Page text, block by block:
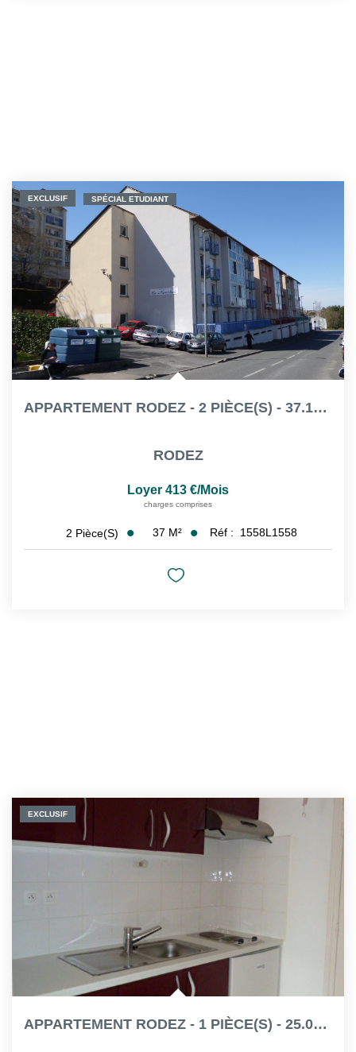
EXCLUSIF SPÉCIAL ETUDIANT
APPARTEMENT RODEZ - 2 PIÈCE(S) - 37.12 M² - TERRASSE DE...
RODEZ
Loyer 413 €/mois
charges comprises
2 Pièce(s) 37 M² Réf : 1558L1558
EXCLUSIF
APPARTEMENT RODEZ - 1 PIÈCE(S) - 25.03 M²